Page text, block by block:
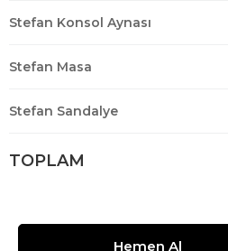
Stefan Konsol Aynası
Stefan Masa
Stefan Sandalye
TOPLAM